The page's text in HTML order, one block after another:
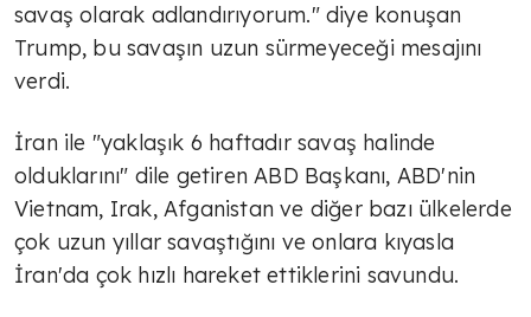
savaş olarak adlandırıyorum." diye konuşan
Trump, bu savaşın uzun sürmeyeceği mesajını
verdi.
İran ile "yaklaşık 6 haftadır savaş halinde
olduklarını" dile getiren ABD Başkanı, ABD'nin
Vietnam, Irak, Afganistan ve diğer bazı ülkelerde
çok uzun yıllar savaştığını ve onlara kıyasla
İran'da çok hızlı hareket ettiklerini savundu.